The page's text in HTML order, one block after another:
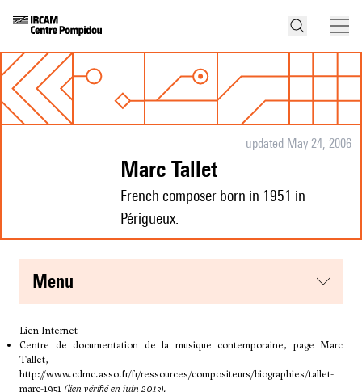
updated May 24, 2006
Marc Tallet
French composer born in 1951 in
Périgueux.
menu
Lien Internet
Centre de documentation de la musique contemporaine, page Marc
Tallet,
http://www.cdmc.asso.fr/fr/ressources/compositeurs/biographies/tallet-
marc-1951 (lien vérifié en juin 2013).